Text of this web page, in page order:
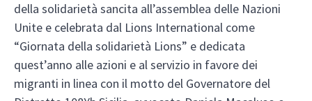
della solidarietà sancita all’assemblea delle Nazioni
Unite e celebrata dal Lions International come
“Giornata della solidarietà Lions” e dedicata
quest’anno alle azioni e al servizio in favore dei
migranti in linea con il motto del Governatore del